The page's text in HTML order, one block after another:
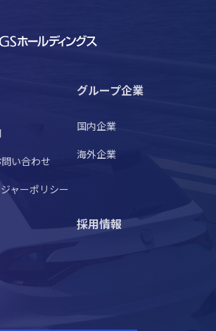
い合わせ
ャーポリシー
グループ企業
国内企業
海外企業
採用情報